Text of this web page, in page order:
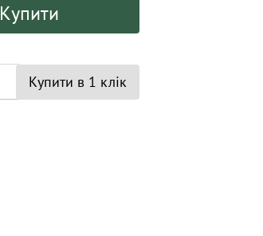
Купити
Купити в 1 клік